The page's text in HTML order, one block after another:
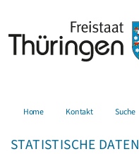
Home Kontakt Suche
STATISTISCHE DATEN